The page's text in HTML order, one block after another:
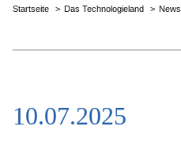
Das Technologieland
Startseite Das Technologieland News
10.07.2025